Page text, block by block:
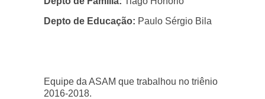
Depto de Educação: Paulo Sérgio Bila
Equipe da ASAM que trabalhou no triênio
2016-2018.